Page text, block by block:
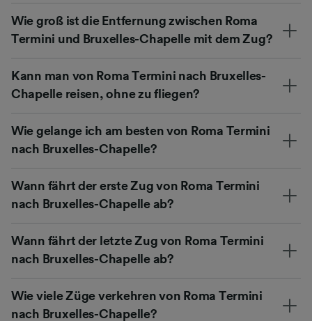
Wie groß ist die Entfernung zwischen Roma
Termini und Bruxelles-Chapelle mit dem Zug?
Kann man von Roma Termini nach Bruxelles-
Chapelle reisen, ohne zu fliegen?
Wie gelange ich am besten von Roma Termini
nach Bruxelles-Chapelle?
Wann fährt der erste Zug von Roma Termini
nach Bruxelles-Chapelle ab?
Wann fährt der letzte Zug von Roma Termini
nach Bruxelles-Chapelle ab?
Wie viele Züge verkehren von Roma Termini
nach Bruxelles-Chapelle?